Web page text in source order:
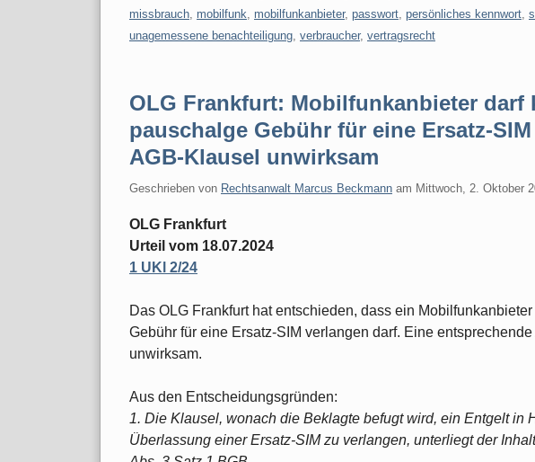
missbrauch mobilfunk mobilfunkanbieter, passwort persönliches kennwort
unagemessene benachteiligung verbraucher, vertragsrecht
OLG Frankfurt: Mobilfunkanbieter darf
pauschalge Gebühr für eine Ersatz-
AGB-Klausel unwirksam
Geschrieben von Rechtsanwalt Marcus Beckmann am Mittwoch, 2. Oktober
OLG Frankfurt
Urteil vom 18.07.2024
1 UKl 2/24
Das OLG Frankfurt hat entschieden, dass ein
Gebühr für eine Ersatz-SIM verlangen darf. Eine
unwirksam.
Aus den Entscheidungsgründen:
1. Die Klausel, wonach die Beklagte befugt wird, ein Entgelt in
Überlassung einer Ersatz-SIM zu verlangen, unterliegt der